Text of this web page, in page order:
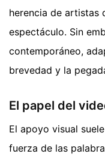
herencia de artistas
espectáculo. Sin
contemporáneo,
brevedad y la
El papel del
El apoyo visual
fuerza de las